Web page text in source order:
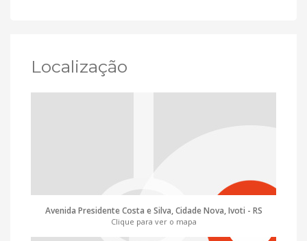
Localização
Avenida Presidente Costa e Silva, Cidade Nova, Ivoti - RS
Clique para ver o mapa